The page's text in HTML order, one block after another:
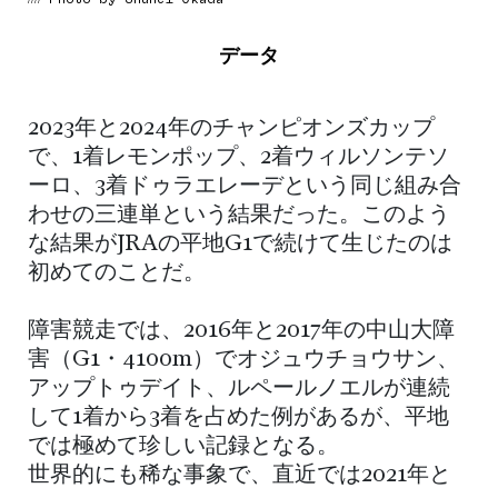
データ
2023年と2024年のチャンピオンズカップ
で、1着レモンポップ、2着ウィルソンテソ
ーロ、3着ドゥラエレーデという同じ組み合
わせの三連単という結果だった。このよう
な結果がJRAの平地G1で続けて生じたのは
初めてのことだ。
障害競走では、2016年と2017年の中山大障
害（G1・4100m）でオジュウチョウサン、
アップトゥデイト、ルペールノエルが連続
して1着から3着を占めた例があるが、平地
では極めて珍しい記録となる。
世界的にも稀な事象で、直近では2021年と